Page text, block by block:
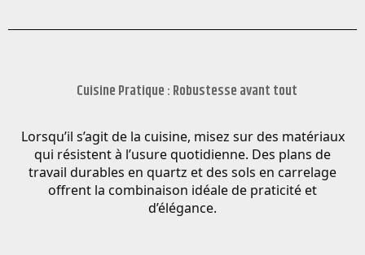
Cuisine Pratique : Robustesse avant tout
Lorsqu’il s’agit de la cuisine, misez sur des matériaux
qui résistent à l’usure quotidienne. Des plans de
travail durables en quartz et des sols en carrelage
offrent la combinaison idéale de praticité et
d’élégance.